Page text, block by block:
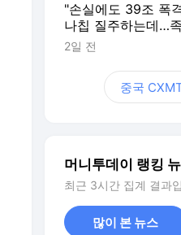
"손실에도 39조 폭
나칩 질주하는데…
'삼전닉스' 탄식
2일 전
중국
머니투데이 랭킹
최근 3시간 집계 결과
많이 본 뉴스